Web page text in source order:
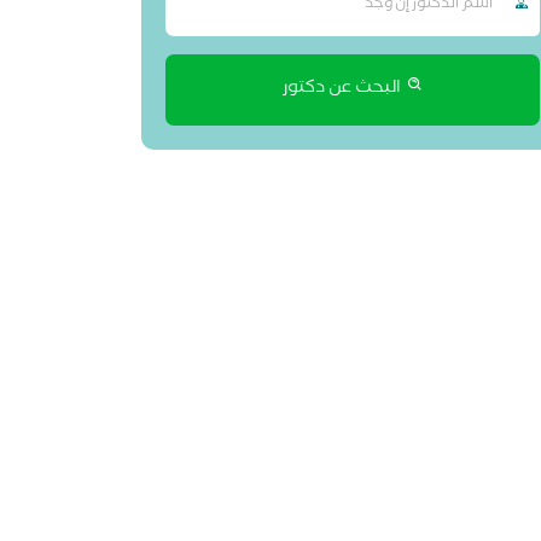
البحث عن دكتور